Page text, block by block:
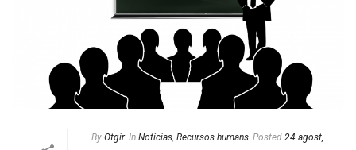
By Otgir In Notícias, Recursos humans Posted 24 agost,